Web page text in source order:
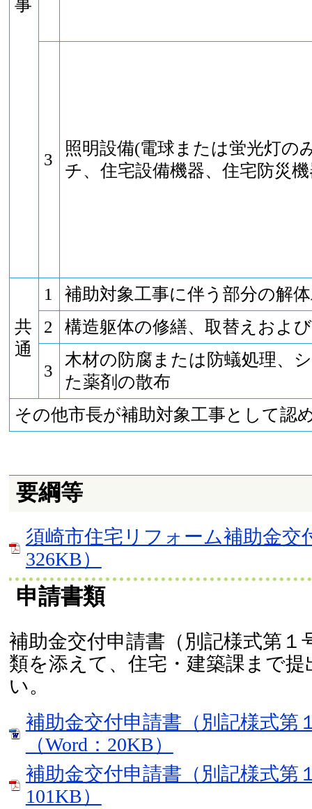
事
3
照明設備(電球または蛍光灯の
チ、住宅設備機器、住宅防災
共
通
1
補助対象工事に伴う部分の解
2
構造躯体の修繕、取替えおよ
3
木材の防腐または防蟻処理、
た薬剤の散布
その他市長が補助対象工事として認
要綱等
須崎市住宅リフォーム補助金交
326KB）
申請書類
補助金交付申請書（別記様式第１
類を添えて、住宅・建築課まで
い。
補助金交付申請書（別記様式第
（Word：20KB）
補助金交付申請書（別記様式第
101KB）